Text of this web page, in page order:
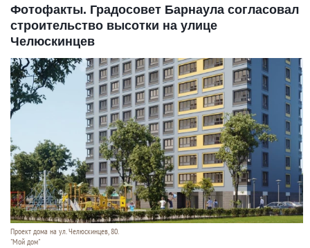
Фотофакты. Градосовет Барнаула согласовал
строительство высотки на улице
Челюскинцев
Проект дома на ул. Челюскинцев, 80.
"Мой дом"